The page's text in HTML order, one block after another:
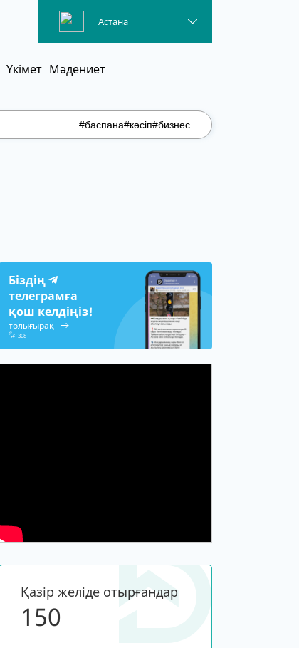
Астана
Үкімет Мәдениет
#баспана#кәсіп#бизнес
Біздің
телеграмға
қош келдіңіз!
толығырақ
308
Қазір желіде отырғандар
150